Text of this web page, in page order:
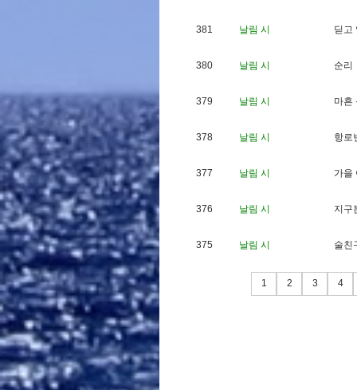
381 날림 시 딛고
380 날림 시 순리
379 날림 시 마흔
378 날림 시 항로
377 날림 시 가을
376 날림 시 지 구
375 날림 시 술친
1 2 3 4